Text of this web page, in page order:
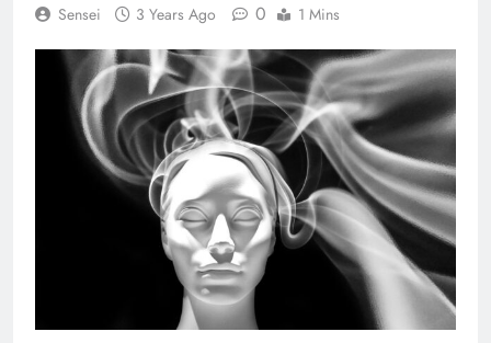
Sensei 3 Years Ago 0 1 Mins